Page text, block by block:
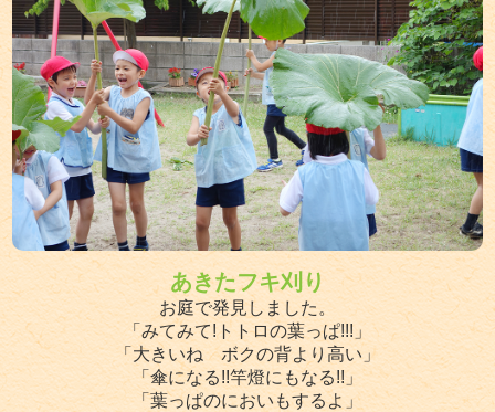
あきたフキ刈り
お庭で発見しました。
「みてみて!トトロの葉っぱ!!!」
「大きいね ボクの背より高い」
「傘になる!!竿燈にもなる!!」
「葉っぱのにおいもするよ」